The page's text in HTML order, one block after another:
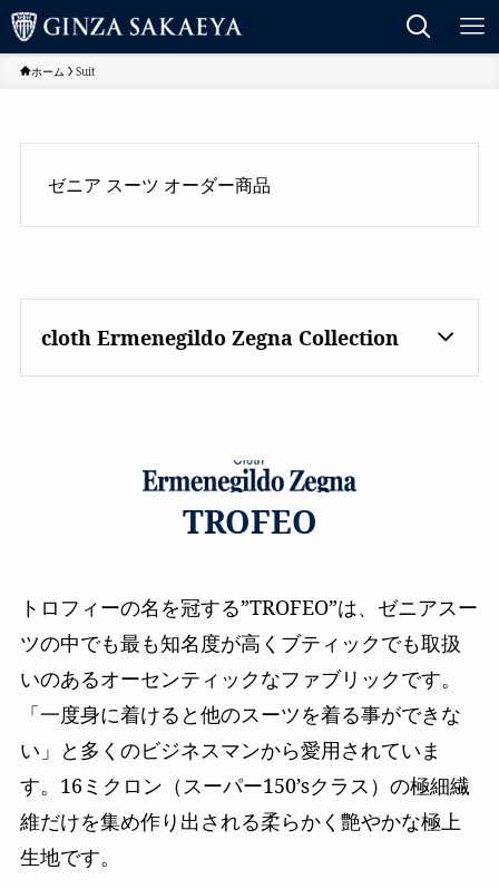
ホーム Suit
ゼニア スーツ オーダー商品
cloth Ermenegildo Zegna Collection
TROFEO
トロフィーの名を冠する”TROFEO”は、ゼニアスー
ツの中でも最も知名度が高くブティックでも取扱
いのあるオーセンティックなファブリックです。
「一度身に着けると他のスーツを着る事ができな
い」と多くのビジネスマンから愛用されていま
す。16ミクロン（スーパー150’sクラス）の極細繊
維だけを集め作り出される柔らかく艶やかな極上
生地です。